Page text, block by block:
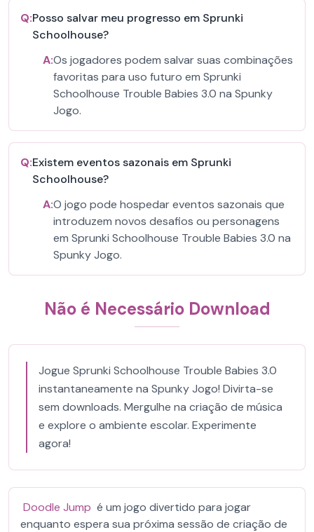
Q:Posso salvar meu progresso em Sprunki
Schoolhouse?
A:Os jogadores podem salvar suas combinações
favoritas para uso futuro em Sprunki
Schoolhouse Trouble Babies 3.0 na Spunky
Jogo.
Q:Existem eventos sazonais em Sprunki
Schoolhouse?
A:O jogo pode hospedar eventos sazonais que
introduzem novos desafios ou personagens
em Sprunki Schoolhouse Trouble Babies 3.0 na
Spunky Jogo.
Não é Necessário Download
Jogue Sprunki Schoolhouse Trouble Babies 3.0
instantaneamente na Spunky Jogo! Divirta-se
sem downloads. Mergulhe na criação de música
e explore o ambiente escolar. Experimente
agora!
Doodle Jump é um jogo divertido para jogar
enquanto espera sua próxima sessão de criação de